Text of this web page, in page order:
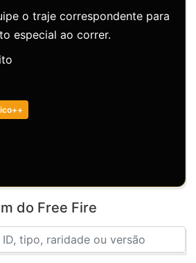
o traje correspondente para
especial ao correr.
do Free Fire